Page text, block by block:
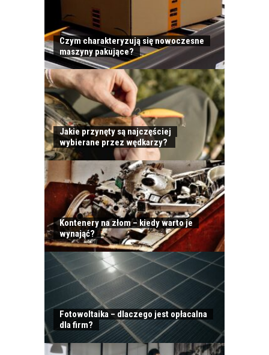
Czym charakteryzują się nowoczesne
maszyny pakujące?
Jakie przynęty są najczęściej
wybierane przez wędkarzy?
Kontenery na złom – kiedy warto je
wynająć?
Fotowoltaika – dlaczego jest opłacalna
dla firm?